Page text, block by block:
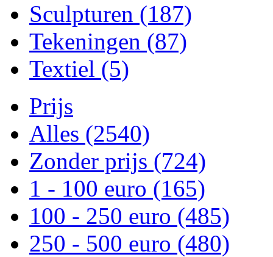
Sculpturen (187)
Tekeningen (87)
Textiel (5)
Prijs
Alles (2540)
Zonder prijs (724)
1 - 100 euro (165)
100 - 250 euro (485)
250 - 500 euro (480)